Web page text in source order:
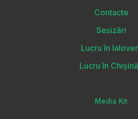
Contacte
Sesizări
Lucru în
Lucru în
Media Kit